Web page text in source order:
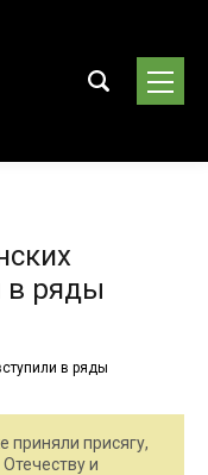
в ряды
приняли присягу,
и